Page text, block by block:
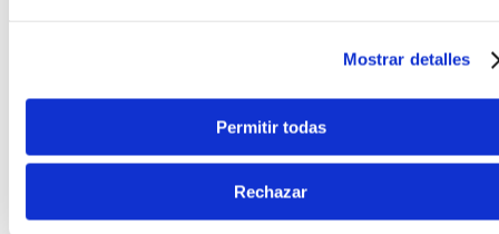
Mostrar detalles
Permitir todas
Rechazar
de posición del diapasón cuando tocan en
Clavijas de afinación Gotoh®
Las clavijas de afinación Gotoh® brindan una
precisión superior, una sensación suave y un fondo